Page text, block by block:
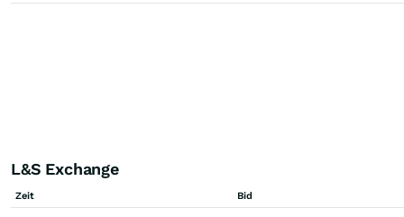
L&S Exchange
Zeit Bid